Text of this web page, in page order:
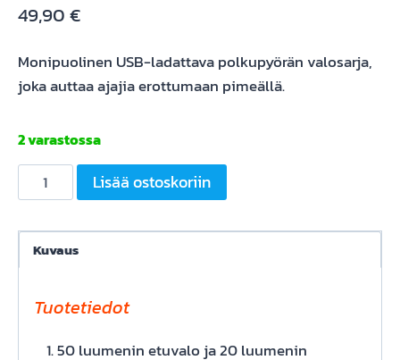
49,90€
Monipuolinen USB-ladattava polkupyörän valosarja,
joka auttaa ajajia erottumaan pimeällä.
2 varastossa
Trek
Ion
Flare
Metro
Lisää ostoskoriin
Kuvaus
Tuotetiedot
50 luumenin etuvalo ja 20 luumenin